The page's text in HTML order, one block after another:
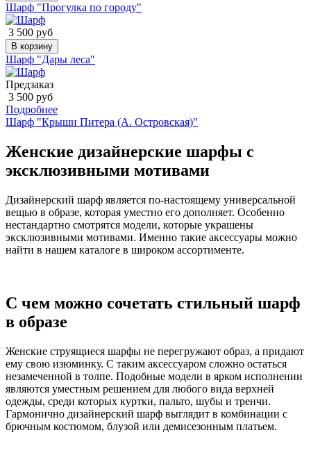
Шарф "Прогулка по городу"
3 500 руб
В корзину
Шарф "Дары леса"
Предзаказ
3 500 руб
Подробнее
Шарф "Крыши Питера (А. Островская)"
Женские дизайнерские шарфы с
эксклюзивными мотивами
Дизайнерский шарф является по-настоящему универсальной
вещью в образе, которая уместно его дополняет. Особенно
нестандартно смотрятся модели, которые украшены
эксклюзивными мотивами. Именно такие аксессуары можно
найти в нашем каталоге в широком ассортименте.
С чем можно сочетать стильный шарф
в образе
Женские струящиеся шарфы не перегружают образ, а придают
ему свою изюминку. С таким аксессуаром сложно остаться
незамеченной в толпе. Подобные модели в ярком исполнении
являются уместным решением для любого вида верхней
одежды, среди которых куртки, пальто, шубы и тренчи.
Гармонично дизайнерский шарф выглядит в комбинации с
брючным костюмом, блузой или демисезонным платьем.